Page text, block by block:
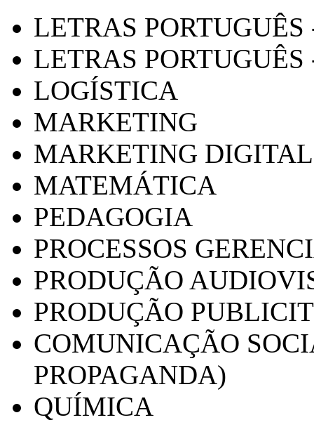
LETRAS
LETRAS PORTUGUÊS
LOGÍSTICA
MARKETING
MARKETING DIGITAL
MATEMÁTICA
PEDAGOGIA
PROCESSOS
PRODUÇÃO
PRODUÇÃO
COMUNICAÇÃO
PROPAGANDA)
QUÍMICA